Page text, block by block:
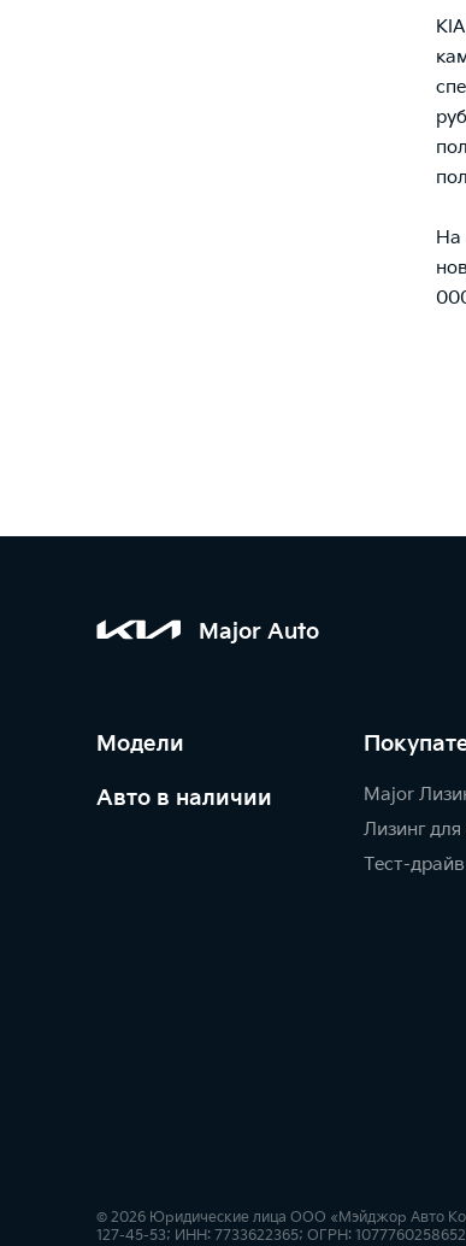
На
Major Auto
Модели
Авто в наличии
Major
Лизинг
Тест-драйв
© 2026 Юридические лица ООО «Мэйджор Авто
127-45-53; ИНН: 7733622365; ОГРН: